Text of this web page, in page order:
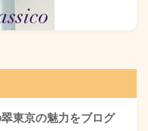
東京の魅力をブログ